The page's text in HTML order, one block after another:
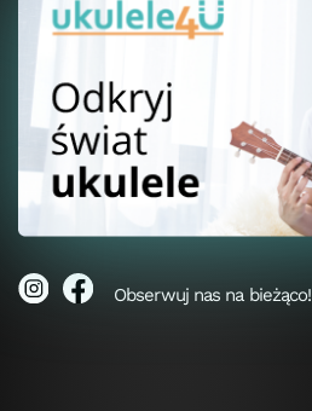
Obserwuj nas na bieżąco!